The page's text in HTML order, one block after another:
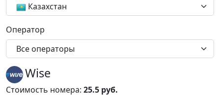
Казахстан
Оператор
Все операторы
Wise
Стоимость номера: 25.5 руб.